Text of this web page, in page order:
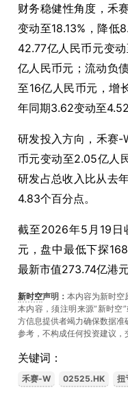
财务稳健性角度，禾
变动至18.13%，降低
42.77亿人民币元变
亿人民币元；流动负
至16亿人民币元，增
年同期3.62变动至
研发投入方向，禾赛-
币元变动至2.05亿人
研发占总收入比从去
4.83个百分点。
截至2026年5月19日
元，盘中最低下探
最新市值273.74亿港元
新时空声明： 本内容为新时空
本内容，须注明来源“新时空”
方信息提供者竭力确保数据
参考，不构成任何投资建议，
关键词：
禾赛-W 02525.HK 扭